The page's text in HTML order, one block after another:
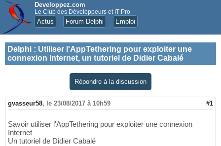
Developpez.com
Le Club des Développeurs et IT Pro
Actus Forum Delphi Emploi
Delphi : Utiliser l'AppTethering pour exploiter une
connexion Internet, un tutoriel de Didier Cabalé
Répondre à la discussion
gvasseur58, le 23/08/2017 à 10h59 #1
Savoir utiliser l'AppTethering pour exploiter une connexion
Internet
Un tutoriel de Didier Cabalé